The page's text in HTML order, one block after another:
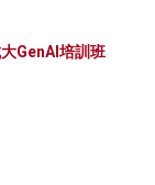
GenAI培訓班